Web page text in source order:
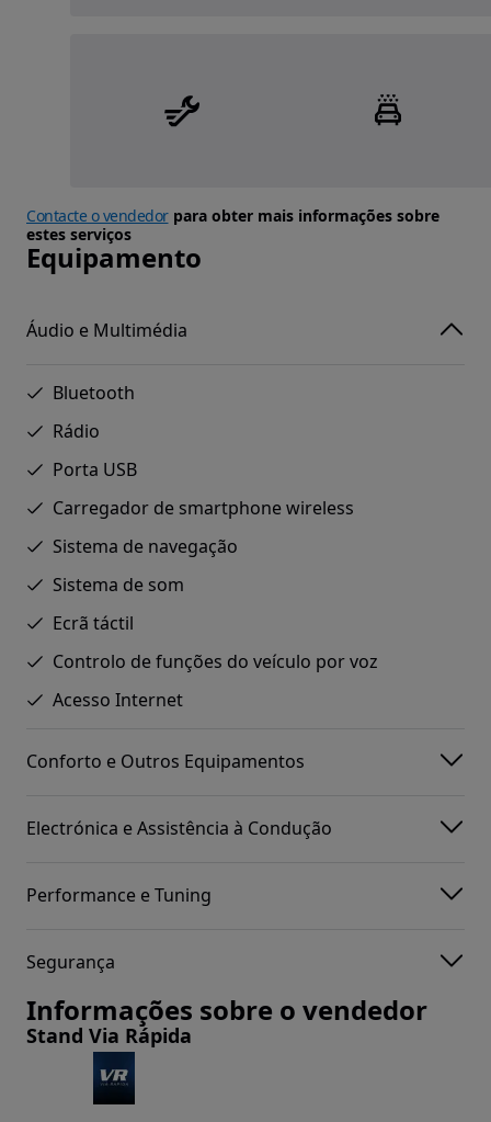
Contacte o vendedorpara obter mais informações sobre
estes serviços
Equipamento
Áudio e Multimédia
Bluetooth
Rádio
Porta USB
Carregador de smartphone wireless
Sistema de navegação
Sistema de som
Ecrã táctil
Controlo de funções do veículo por voz
Acesso Internet
Conforto e Outros Equipamentos
Electrónica e Assistência à Condução
Performance e Tuning
Segurança
Informações sobre o vendedor
Stand Via Rápida